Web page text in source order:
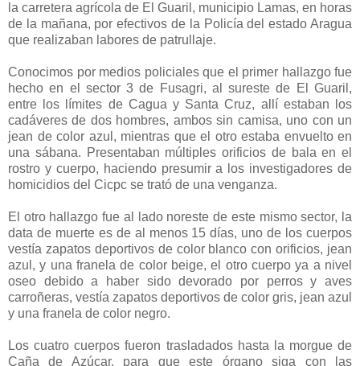
la carretera agrícola de El Guaril, municipio Lamas, en horas
de la mañana, por efectivos de la Policía del estado Aragua
que realizaban labores de patrullaje.
Conocimos por medios policiales que el primer hallazgo fue
hecho en el sector 3 de Fusagri, al sureste de El Guaril,
entre los límites de Cagua y Santa Cruz, allí estaban los
cadáveres de dos hombres, ambos sin camisa, uno con un
jean de color azul, mientras que el otro estaba envuelto en
una sábana. Presentaban múltiples orificios de bala en el
rostro y cuerpo, haciendo presumir a los investigadores de
homicidios del Cicpc se trató de una venganza.
El otro hallazgo fue al lado noreste de este mismo sector, la
data de muerte es de al menos 15 días, uno de los cuerpos
vestía zapatos deportivos de color blanco con orificios, jean
azul, y una franela de color beige, el otro cuerpo ya a nivel
oseo debido a haber sido devorado por perros y aves
carroñeras, vestía zapatos deportivos de color gris, jean azul
y una franela de color negro.
Los cuatro cuerpos fueron trasladados hasta la morgue de
Caña de Azúcar, para que este órgano siga con las